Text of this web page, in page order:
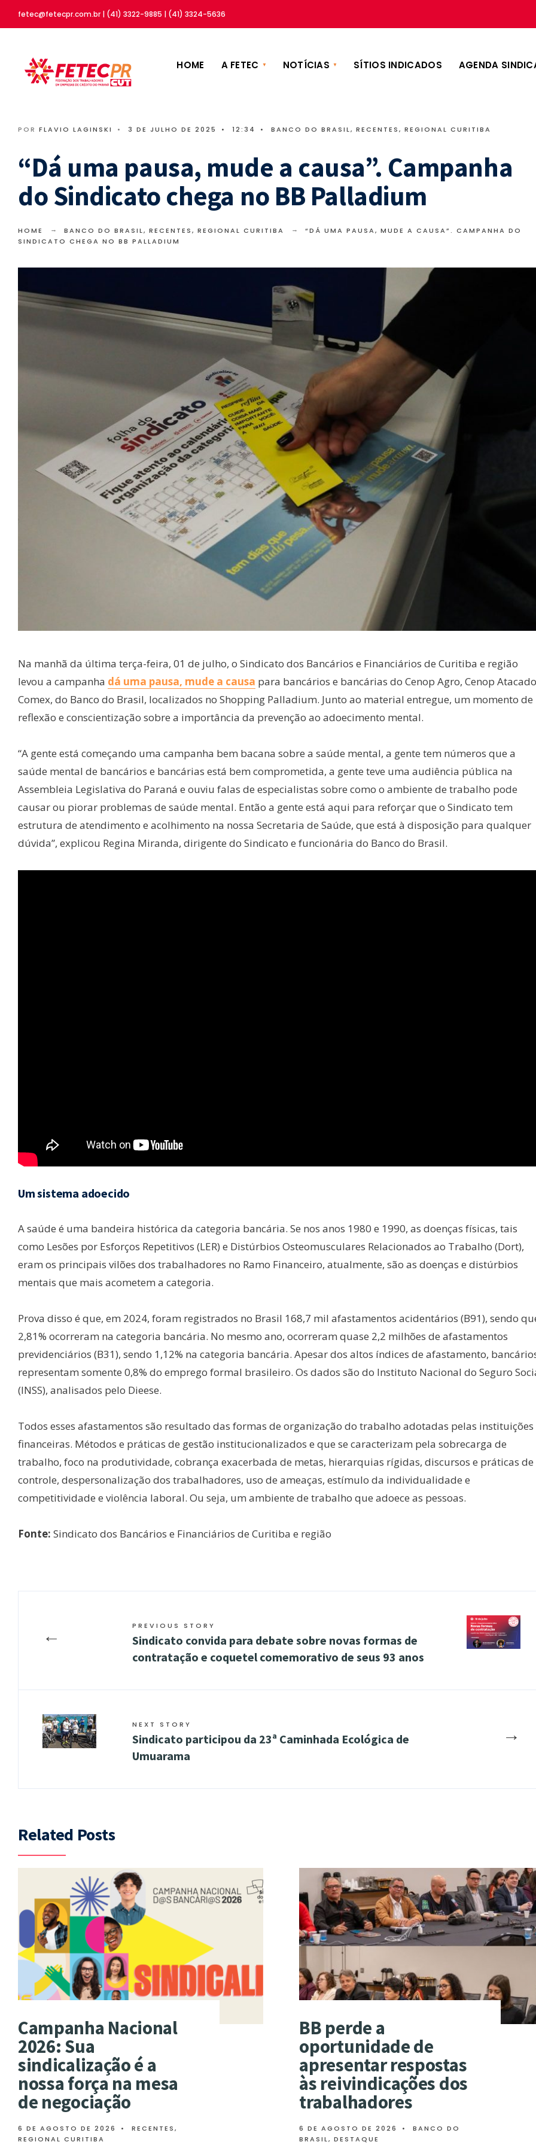
fetec@fetecpr.com.br | (41) 3322-9885 | (41) 3324-5636
HOME A FETEC NOTÍCIAS SÍTIOS INDICADOS AGENDA
POR FLAVIO LAGINSKI • 3 DE JULHO DE 2025 • 12:34 • BANCO DO BRASIL, RECENTES, REGIONAL CURITIBA
“Dá uma pausa, mude a causa”. Campanha
do Sindicato chega no BB Palladium
HOME BANCO DO BRASIL, RECENTES, REGIONAL CURITIBA
“DÁ UMA PAUSA, MUDE A CAUSA”. CAMPANHA DO
SINDICATO CHEGA NO BB PALLADIUM
Na manhã da última terça-feira, 01 de julho, o Sindicato dos Bancários e Financiários de Curitiba e região
levou a campanha dá uma pausa, mude a causa para bancários e bancárias do Cenop Agro, Cenop
Comex, do Banco do Brasil, localizados no Shopping Palladium. Junto ao material entregue, um momento de
reflexão e conscientização sobre a importância da prevenção ao adoecimento mental.
“A gente está começando uma campanha bem bacana sobre a saúde mental, a gente tem números que a
saúde mental de bancários e bancárias está bem comprometida, a gente teve uma audiência pública na
Assembleia Legislativa do Paraná e ouviu falas de especialistas sobre como o ambiente de trabalho pode
causar ou piorar problemas de saúde mental. Então a gente está aqui para reforçar que o Sindicato tem
estrutura de atendimento e acolhimento na nossa Secretaria de Saúde, que está à disposição para qualquer
dúvida”, explicou Regina Miranda, dirigente do Sindicato e funcionária do Banco do Brasil.
Um sistema adoecido
A saúde é uma bandeira histórica da categoria bancária. Se nos anos 1980 e 1990, as doenças físicas, tais
como Lesões por Esforços Repetitivos (LER) e Distúrbios Osteomusculares Relacionados ao Trabalho (Dort),
eram os principais vilões dos trabalhadores no Ramo Financeiro, atualmente, são as doenças e distúrbios
mentais que mais acometem a categoria.
Prova disso é que, em 2024, foram registrados no Brasil 168,7 mil afastamentos acidentários (B91), sendo
2,81% ocorreram na categoria bancária. No mesmo ano, ocorreram quase 2,2 milhões de afastamentos
previdenciários (B31), sendo 1,12% na categoria bancária. Apesar dos altos índices de afastamento,
representam somente 0,8% do emprego formal brasileiro. Os dados são do Instituto Nacional do Seguro
(INSS), analisados pelo Dieese.
Todos esses afastamentos são resultado das formas de organização do trabalho adotadas pelas instituições
financeiras. Métodos e práticas de gestão institucionalizados e que se caracterizam pela sobrecarga de
trabalho, foco na produtividade, cobrança exacerbada de metas, hierarquias rígidas, discursos e práticas de
controle, despersonalização dos trabalhadores, uso de ameaças, estímulo da individualidade e
competitividade e violência laboral. Ou seja, um ambiente de trabalho que adoece as pessoas.
Fonte: Sindicato dos Bancários e Financiários de Curitiba e região
← PREVIOUS STORY
Sindicato convida para debate sobre novas formas de
contratação e coquetel comemorativo de seus 93 anos
→
NEXT STORY
Sindicato participou da 23ª Caminhada Ecológica de
Umuarama
Related Posts
Campanha Nacional
2026: Sua
sindicalização é a
nossa força na mesa
de negociação
6 DE AGOSTO DE 2026 • RECENTES,
REGIONAL CURITIBA
BB perde a
oportunidade de
apresentar respostas
às reivindicações dos
trabalhadores
6 DE AGOSTO DE 2026 •
BANCO DO
BRASIL,DESTAQUE